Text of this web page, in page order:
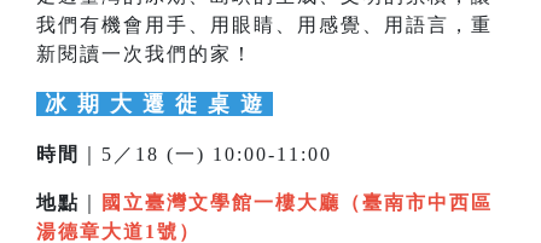
我們有機會用手、用眼睛、用感覺、用語言，重
新閱讀一次我們的家！
冰 期 大 遷 徙 桌 遊
時間 ｜5／18 (一) 10:00-11:00
地點
國立臺灣文學館一樓大廳（臺南市中西區
湯德章大道1號）